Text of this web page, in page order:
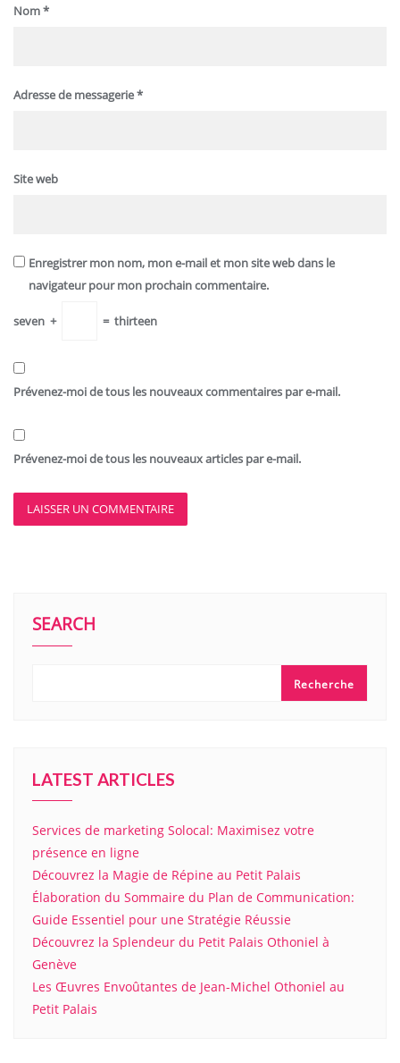
Nom*
Adresse de messagerie*
Site web
Enregistrer mon nom, mon e-mail et mon site web dans le
navigateur pour mon prochain commentaire.
seven + = thirteen
Prévenez-moi de tous les nouveaux commentaires par e-mail.
Prévenez-moi de tous les nouveaux articles par e-mail.
SEARCH
Recherche
LATEST ARTICLES
Services de marketing Solocal: Maximisez votre
présence en ligne
Découvrez la Magie de Répine au Petit Palais
Élaboration du Sommaire du Plan de Communication:
Guide Essentiel pour une Stratégie Réussie
Découvrez la Splendeur du Petit Palais Othoniel à
Genève
Les Œuvres Envoûtantes de Jean-Michel Othoniel au
Petit Palais